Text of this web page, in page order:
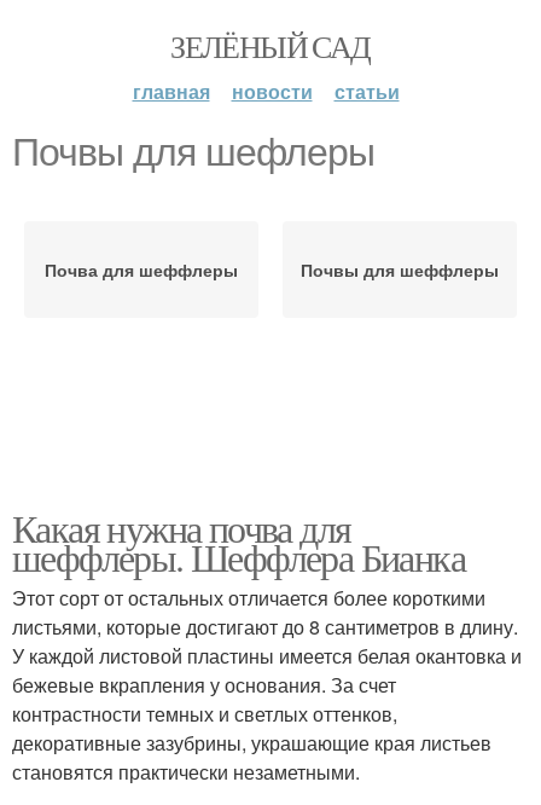
ЗЕЛЁНЫЙ САД
главная новости статьи
Почвы для шефлеры
Почва для шеффлеры Почвы для шеффлеры
Какая нужна почва для
шеффлеры. Шеффлера Бианка
Этот сорт от остальных отличается более короткими
листьями, которые достигают до 8 сантиметров в длину.
У каждой листовой пластины имеется белая окантовка и
бежевые вкрапления у основания. За счет
контрастности темных и светлых оттенков,
декоративные зазубрины, украшающие края листьев
становятся практически незаметными.